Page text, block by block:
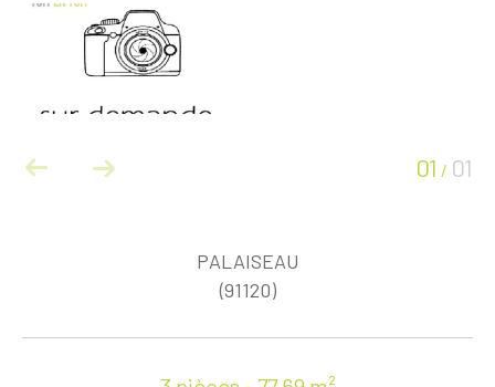
01 / 01
PALAISEAU
(91120)